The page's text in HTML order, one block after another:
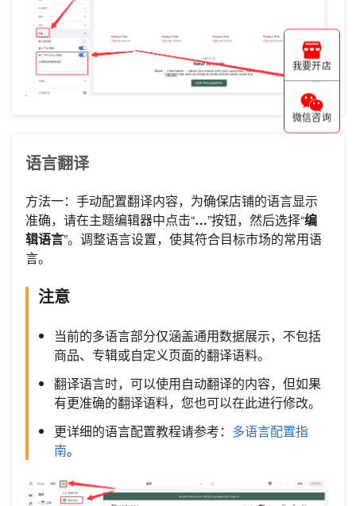
语言翻译
方法一：手动配置翻译内容，为确保店铺的语言显示
准确，请在主题编辑器中点击“…”按钮，然后选择“编
辑语言”。调整语言设置，使其符合目标市场的常用语
言。
注意
当前的多语言部分仅涵盖通用数据展示，不包括
商品、专辑或自定义页面的翻译语料。
翻译语言时，可以使用自动翻译的内容，但如果
有更准确的翻译语料，您也可以在此进行修改。
更详细的语言配置教程请参考： 多语言配置指
南。
我要开店
微信咨询